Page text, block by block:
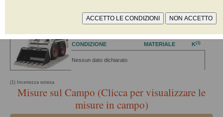
Valori dichiarati ai sensi della normaUNI EN 7096:2009
CONDIZIONE MATERIALE K(1)
Nessun dato dichiarato
(1) Incertezza estesa
Misure sul Campo (Clicca per visualizzare le
misure in campo)